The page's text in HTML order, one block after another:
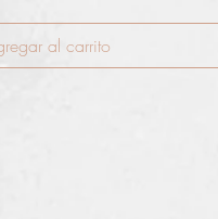
al carrito